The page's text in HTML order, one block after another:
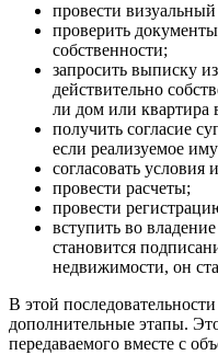
провести
проверить
собственности;
запросить выписку
действительно
ли дом или квартира
получить согласие
если реализуемое
согласовать условия
провести расчеты;
провести
вступить во
становится
недвижимости, он
В этой
дополнительные этапы.
передаваемого вместе с